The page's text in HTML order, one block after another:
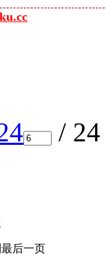
/
后一页